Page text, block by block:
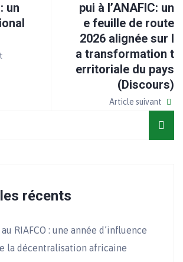
un
pui à l’ANAFIC: un
e feuille de route
2026 alignée sur l
a transformation t
erritoriale du pays
(Discours)
Article suivant
récents
RIAFCO : une année d’influence
la décentralisation africaine